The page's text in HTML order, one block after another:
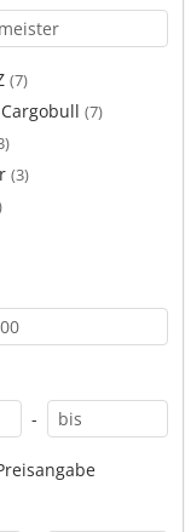
(7)
(7)
(3)
-